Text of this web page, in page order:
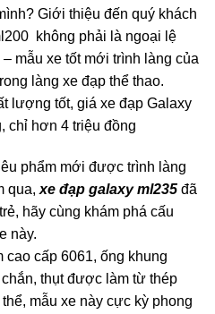
Giới thiệu đến quý khách
không phải là ngoại lệ
mẫu xe tốt mới trình làng của
làng xe đạp thể thao.
lượng tốt, giá xe đạp Galaxy
chỉ hơn 4 triệu đồng
phẩm mới được trình làng
qua, xe đạp galaxy ml235 đã
hãy cùng khám phá cấu
này.
cấp 6061, ống khung
thụt được làm từ thép
mẫu xe này cực kỳ phong